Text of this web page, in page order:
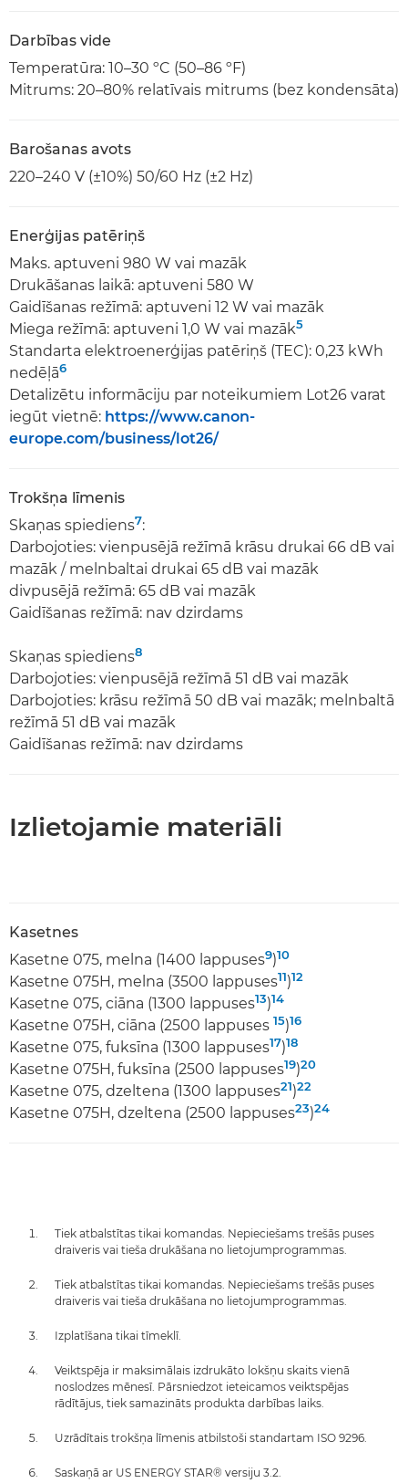
Darbības vide
Temperatūra: 10–30 ºC (50–86 ºF)
Mitrums: 20–80% relatīvais mitrums (bez kondensāta)
Barošanas avots
220–240 V (±10%) 50/60 Hz (±2 Hz)
Enerģijas patēriņš
Maks. aptuveni 980 W vai mazāk
Drukāšanas laikā: aptuveni 580 W
Gaidīšanas režīmā: aptuveni 12 W vai mazāk
Miega režīmā: aptuveni 1,0 W vai mazāk5
Standarta elektroenerģijas patēriņš (TEC): 0,23 kWh
nedēļā6
Detalizētu informāciju par noteikumiem Lot26 varat
iegūt vietnē: https://www.canon-
europe.com/business/lot26/
Trokšņa līmenis
Skaņas spiediens7:
Darbojoties: vienpusējā režīmā krāsu drukai 66 dB vai
mazāk / melnbaltai drukai 65 dB vai mazāk
divpusējā režīmā: 65 dB vai mazāk
Gaidīšanas režīmā: nav dzirdams
Skaņas spiediens8
Darbojoties: vienpusējā režīmā 51 dB vai mazāk
Darbojoties: krāsu režīmā 50 dB vai mazāk; melnbaltā
režīmā 51 dB vai mazāk
Gaidīšanas režīmā: nav dzirdams
Izlietojamie materiāli
Kasetnes
Kasetne 075, melna (1400 lappuses9)10
Kasetne 075H, melna (3500 lappuses11)12
Kasetne 075, ciāna (1300 lappuses13)14
Kasetne 075H, ciāna (2500 lappuses 15)16
Kasetne 075, fuksīna (1300 lappuses17)18
Kasetne 075H, fuksīna (2500 lappuses19)20
Kasetne 075, dzeltena (1300 lappuses21)22
Kasetne 075H, dzeltena (2500 lappuses23)24
Tiek atbalstītas tikai komandas. Nepieciešams trešās puses
draiveris vai tieša drukāšana no lietojumprogrammas.
Tiek atbalstītas tikai komandas. Nepieciešams trešās puses
draiveris vai tieša drukāšana no lietojumprogrammas.
Izplatīšana tikai tīmeklī.
Veiktspēja ir maksimālais izdrukāto lokšņu skaits vienā
noslodzes mēnesī. Pārsniedzot ieteicamos veiktspējas
rādītājus, tiek samazināts produkta darbības laiks.
Uzrādītais trokšņa līmenis atbilstoši standartam ISO 9296.
Saskaņā ar US ENERGY STAR® versiju 3.2.